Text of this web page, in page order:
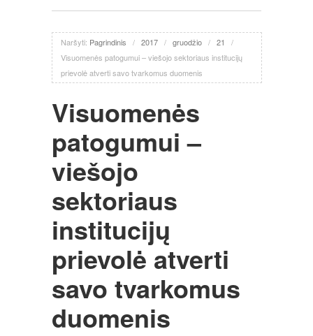
Naršyti: Pagrindinis / 2017 / gruodžio / 21
/
Visuomenės patogumui – viešojo sektoriaus institucijų
prievolė atverti savo tvarkomus duomenis
Visuomenės
patogumui –
viešojo
sektoriaus
institucijų
prievolė atverti
savo tvarkomus
duomenis